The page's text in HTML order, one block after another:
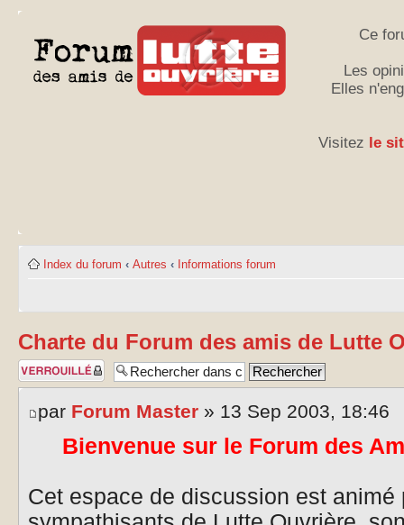
Ce
Les
Elles
Visitez le
Index du forum ‹ Autres ‹ Informations forum
Charte du Forum des amis de Lutte
Sujet verrouillé
par Forum Master » 13 Sep 2003, 18:46
Bienvenue sur le Forum des
Cet espace de discussion est